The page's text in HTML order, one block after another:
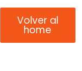
Volver al
home